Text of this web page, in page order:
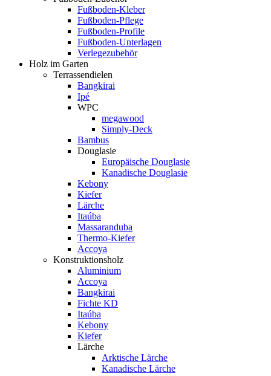
Fußboden-Kleber
Fußboden-Pflege
Fußboden-Profile
Fußboden-Unterlagen
Verlegezubehör
Holz im Garten
Terrassendielen
Bangkirai
Ipé
WPC
megawood
Simply-Deck
Bambus
Douglasie
Europäische Douglasie
Kanadische Douglasie
Kebony
Kiefer
Lärche
Itaúba
Massaranduba
Thermo-Kiefer
Accoya
Konstruktionsholz
Aluminium
Accoya
Bangkirai
Fichte KD
Itaúba
Kebony
Kiefer
Lärche
Arktische Lärche
Kanadische Lärche